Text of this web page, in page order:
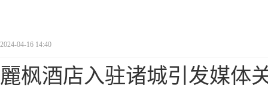
2024-04-16 14:40
麗枫酒店入驻诸城引发媒体